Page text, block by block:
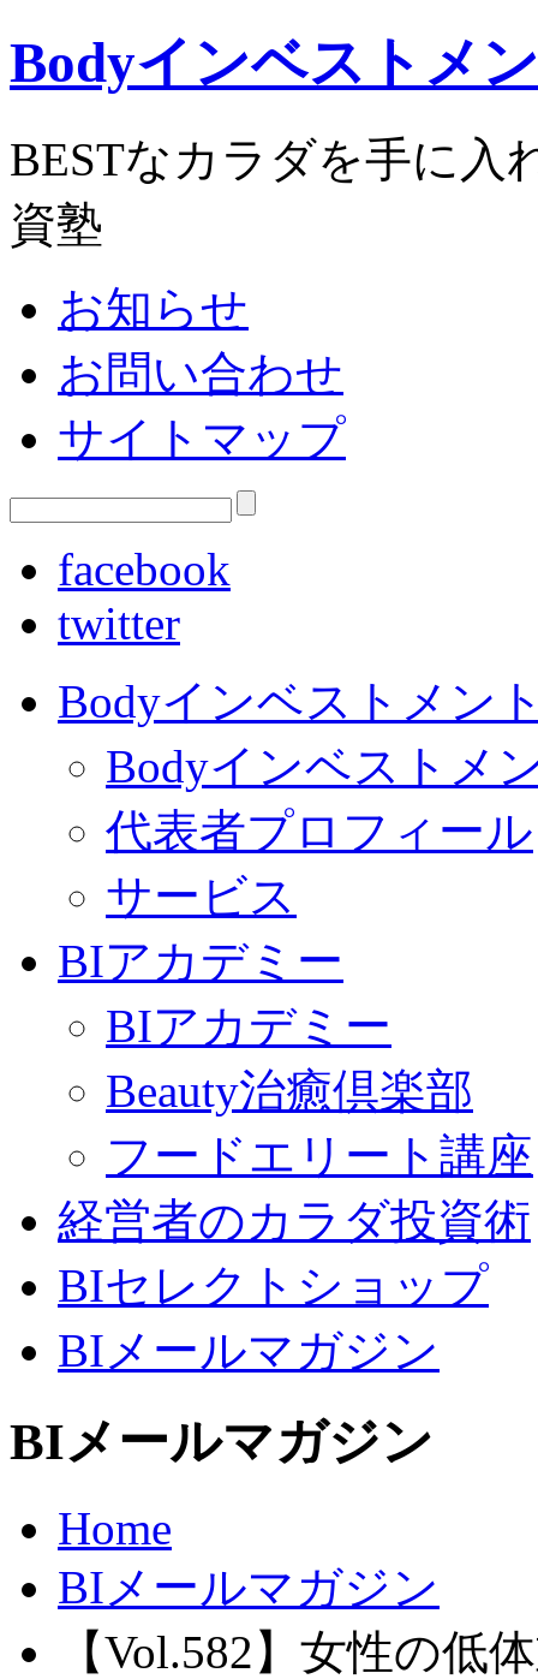
Bodyインベストメ
BESTなカラダを手に入
資塾
お知らせ
お問い合わせ
サイトマップ
facebook
twitter
Bodyインベストメン
Bodyインベストメ
代表者プロフィール
サービス
BIアカデミー
BIアカデミー
Beauty治癒倶楽部
フードエリート講座
経営者のカラダ投資術
BIセレクトショップ
BIメールマガジン
BIメールマガジン
Home
BIメールマガジン
【Vol.582】女性の低